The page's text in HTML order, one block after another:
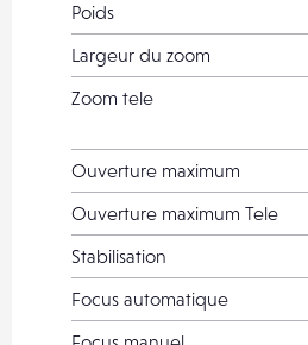
Poids
Largeur du zoom
Zoom tele
Ouverture maximum
Ouverture maximum Tele
Stabilisation
Focus automatique